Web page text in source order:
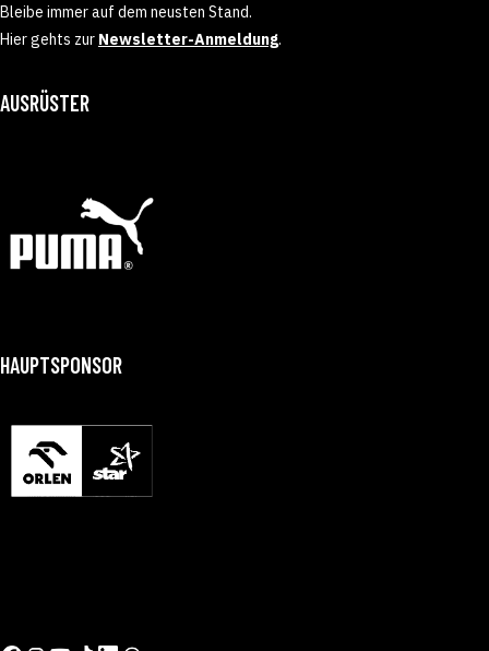
Bleibe immer auf dem neusten Stand.
Hier gehts zur Newsletter-Anmeldung.
AUSRÜSTER
HAUPTSPONSOR